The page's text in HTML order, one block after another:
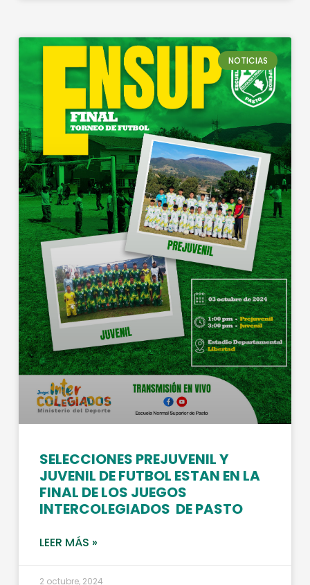
NOTICIAS
SELECCIONES PREJUVENIL Y
JUVENIL DE FUTBOL ESTAN EN LA
FINAL DE LOS JUEGOS
INTERCOLEGIADOS DE PASTO
LEER MÁS »
2 octubre, 2024